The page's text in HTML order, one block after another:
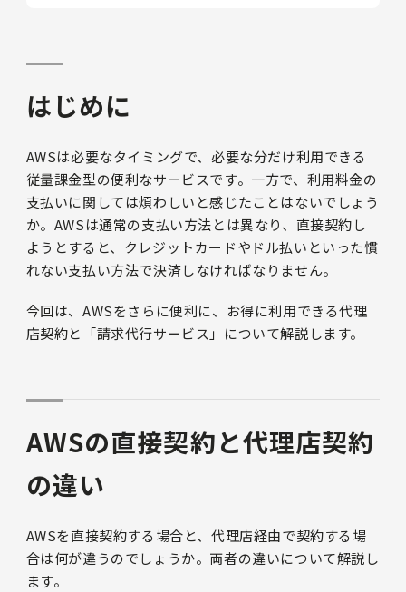
はじめに
AWSは必要なタイミングで、必要な分だけ利用できる
従量課金型の便利なサービスです。一方で、利用料金の
支払いに関しては煩わしいと感じたことはないでしょう
か。AWSは通常の支払い方法とは異なり、直接契約し
ようとすると、クレジットカードやドル払いといった慣
れない支払い方法で決済しなければなりません。
今回は、AWSをさらに便利に、お得に利用できる代理
店契約と「請求代行サービス」について解説します。
AWSの直接契約と代理店契約
の違い
AWSを直接契約する場合と、代理店経由で契約する場
合は何が違うのでしょうか。両者の違いについて解説し
ます。